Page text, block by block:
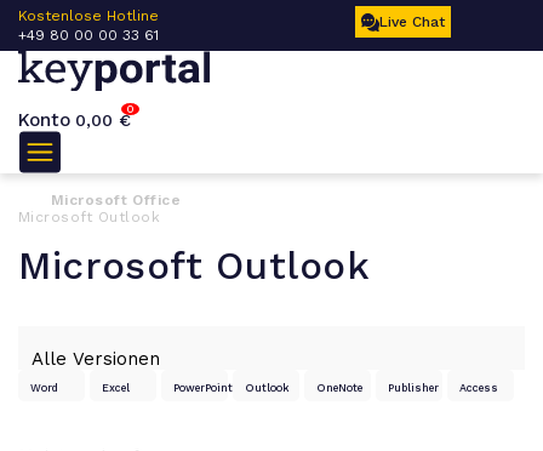
Kostenlose Hotline
+49 80 00 00 33 61
Live Chat
Konto
0
0,00 €
Microsoft Office
Microsoft Outlook
Microsoft Outlook
Word Excel PowerPoint Outlook OneNote Publisher Access